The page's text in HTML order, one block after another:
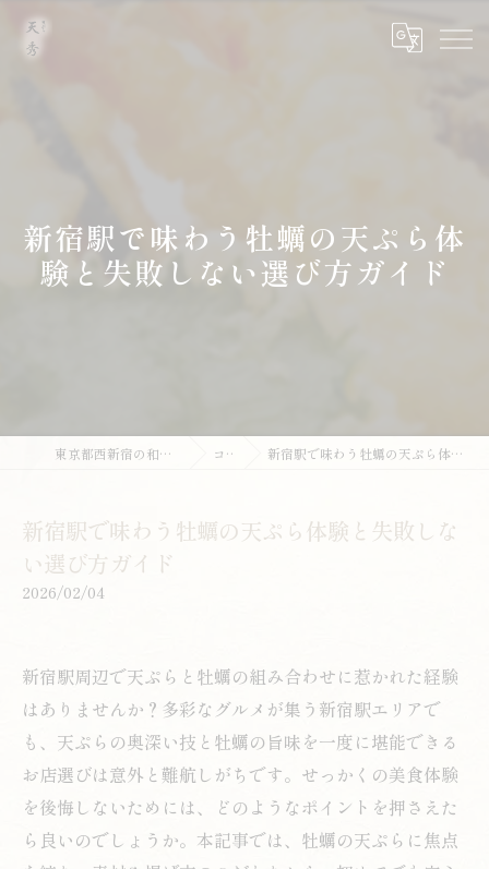
新宿駅で味わう牡蠣の天ぷら体
験と失敗しない選び方ガイド
東京都西新宿の和食なら天ぷら 天秀 コラム 新宿駅で味わう牡蠣の天ぷら体験と失敗しない選び方ガイド
新宿駅で味わう牡蠣の天ぷら体験と失敗しな
い選び方ガイド
2026/02/04
新宿駅周辺で天ぷらと牡蠣の組み合わせに惹かれた経験
はありませんか？多彩なグルメが集う新宿駅エリアで
も、天ぷらの奥深い技と牡蠣の旨味を一度に堪能できる
お店選びは意外と難航しがちです。せっかくの美食体験
を後悔しないためには、どのようなポイントを押さえた
ら良いのでしょうか。本記事では、牡蠣の天ぷらに焦点